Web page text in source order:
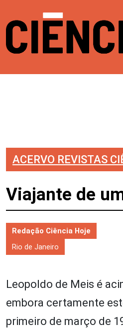
ACERVO REVISTAS
Viajante de
Redação Ciência Hoje
Rio de Janeiro
Leopoldo de Meis é
embora certamente
primeiro de março de